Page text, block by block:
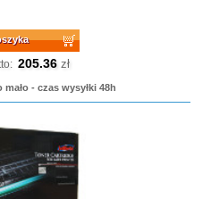
205.36 zł
- czas wysyłki 48h